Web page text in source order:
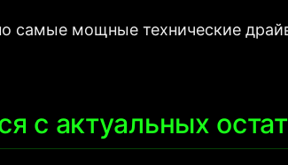
самые мощные технические
с актуальных